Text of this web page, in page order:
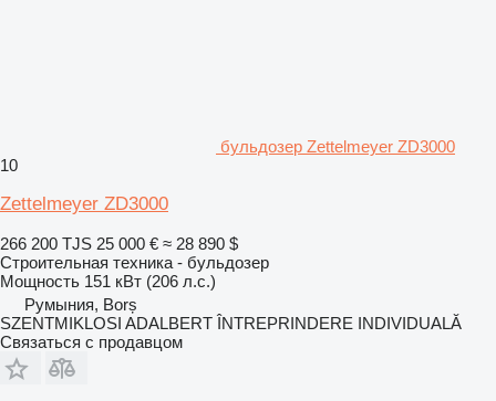
бульдозер Zettelmeyer ZD3000
10
Zettelmeyer ZD3000
266 200 TJS 25 000 € ≈ 28 890 $
Строительная техника - бульдозер
Мощность 151 кВт (206 л.с.)
Румыния, Borș
SZENTMIKLOSI ADALBERT ÎNTREPRINDERE INDIVIDUALĂ
Связаться с продавцом